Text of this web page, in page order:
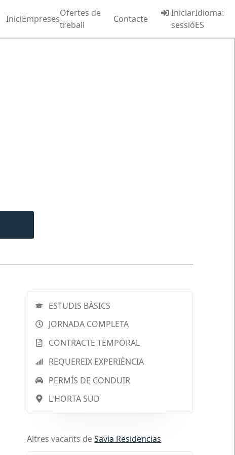
IniciEmpreses
Ofertes de
treball
Contacte
Iniciar
sessió
Idioma:
ES
ESTUDIS BÀSICS
JORNADA COMPLETA
CONTRACTE TEMPORAL
REQUEREIX EXPERIÈNCIA
PERMÍS DE CONDUIR
L'HORTA SUD
Altres vacants deSavia Residencias